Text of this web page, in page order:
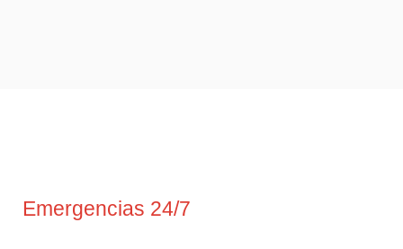
Emergencias 24/7